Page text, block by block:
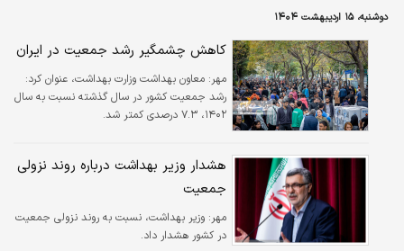
دوشنبه، ۱۵ اردیبهشت ۱۴۰۴
کاهش چشمگیر رشد جمعیت در ایران
مهر: معاون بهداشت وزارت بهداشت، عنوان کرد:
رشد جمعیت کشور در سال گذشته نسبت به سال
۱۴۰۲، ۷.۳ درصدی کمتر شد.
هشدار وزیر بهداشت درباره روند نزولی
جمعیت
مهر: وزیر بهداشت، نسبت به روند نزولی جمعیت
در کشور هشدار داد.